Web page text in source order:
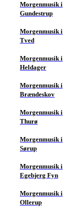
Morgenmusik i
Gundestrup
Morgenmusik i
Tved
Morgenmusik i
Heldager
Morgenmusik i
Brændeskov
Morgenmusik i
Thurø
Morgenmusik i
Sørup
Morgenmusik i
Egebjerg Fyn
Morgenmusik i
Ollerup